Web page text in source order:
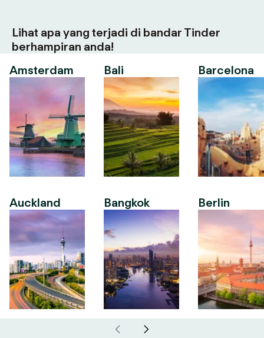
Lihat apa yang terjadi di bandar Tinder
berhampiran anda!
Amsterdam
Auckland
Bali
Bangkok
Barcelona
Berlin